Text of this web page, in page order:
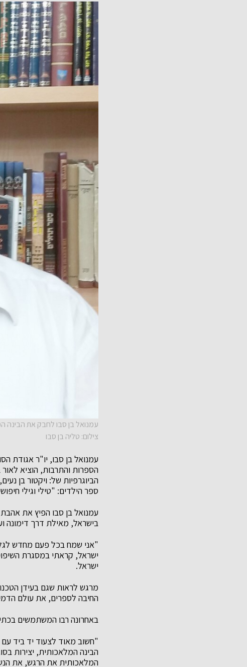
עמנואל בן סבו לחבק את הבינה
צילום: טליה בן סבו
עמנואל בן סבו, יו"ר אגודת
הספרות והתרבות, הוציא
הביוגרפיות של: ויקטור בן
ספר הילדים: "טילי וגילי
עמנואל בן סבו הפיץ את
בישראל, מאילת דרך דימונה
"אני שמח בכל פעם מחדש
ישראל, קראתי במסגרת
ישראל.
מרגש לראות שגם בעידן
החיבה לספרים, את עולם
באחרונה רבו המשתמשים
"חשוב מאוד לצעוד יד ביד עם
הבינה המלאכותית, יצירות
המלאכותית את הרגש, את